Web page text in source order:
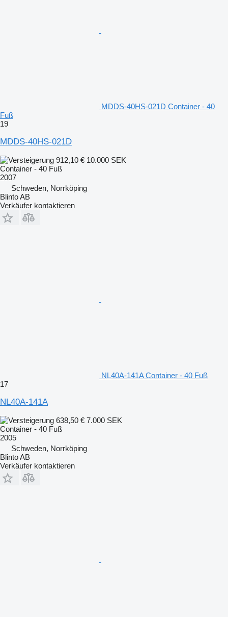
MDDS-40HS-021D Container - 40
Fuß
19
MDDS-40HS-021D
912,10 € 10.000 SEK
Container - 40 Fuß
2007
Schweden, Norrköping
Blinto AB
Verkäufer kontaktieren
NL40A-141A Container - 40 Fuß
17
NL40A-141A
638,50 € 7.000 SEK
Container - 40 Fuß
2005
Schweden, Norrköping
Blinto AB
Verkäufer kontaktieren